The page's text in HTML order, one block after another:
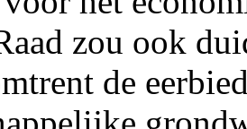
zou ook
de